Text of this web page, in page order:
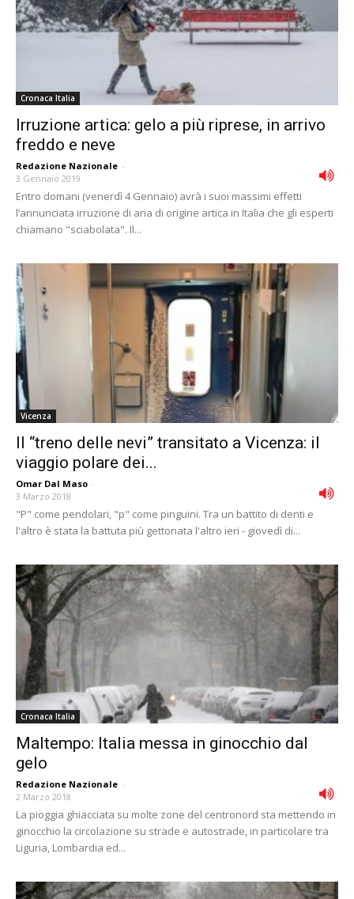
Cronaca Italia
Irruzione artica: gelo a più riprese, in arrivo
freddo e neve
Redazione Nazionale -
3 Gennaio 2019
Entro domani (venerdì 4 Gennaio) avrà i suoi massimi effetti
l’annunciata irruzione di aria di origine artica in Italia che gli esperti
chiamano "sciabolata". Il...
Vicenza
Il “treno delle nevi” transitato a Vicenza: il
viaggio polare dei...
Omar Dal Maso -
3 Marzo 2018
"P" come pendolari, "p" come pinguini. Tra un battito di denti e
l'altro è stata la battuta più gettonata l'altro ieri - giovedì di...
Cronaca Italia
Maltempo: Italia messa in ginocchio dal
gelo
Redazione Nazionale -
2 Marzo 2018
La pioggia ghiacciata su molte zone del centronord sta mettendo in
ginocchio la circolazione su strade e autostrade, in particolare tra
Liguria, Lombardia ed...